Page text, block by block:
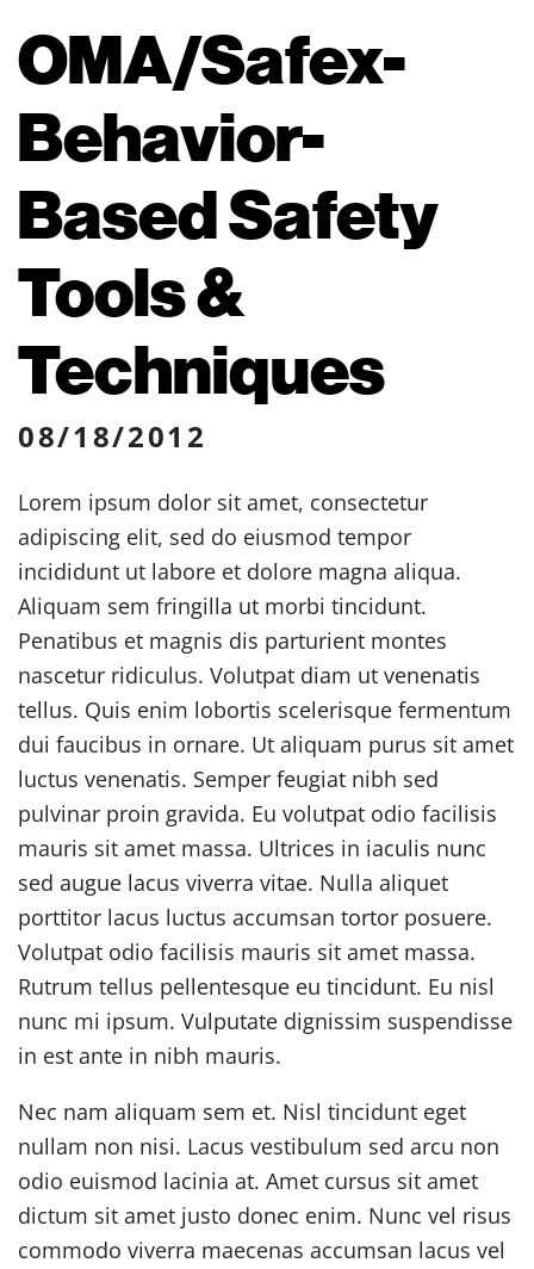
OMA/Safex-
Behavior-
Based Safety
Tools &
Techniques
08/18/2012
Lorem ipsum dolor sit amet, consectetur
adipiscing elit, sed do eiusmod tempor
incididunt ut labore et dolore magna aliqua.
Aliquam sem fringilla ut morbi tincidunt.
Penatibus et magnis dis parturient montes
nascetur ridiculus. Volutpat diam ut venenatis
tellus. Quis enim lobortis scelerisque fermentum
dui faucibus in ornare. Ut aliquam purus sit amet
luctus venenatis. Semper feugiat nibh sed
pulvinar proin gravida. Eu volutpat odio facilisis
mauris sit amet massa. Ultrices in iaculis nunc
sed augue lacus viverra vitae. Nulla aliquet
porttitor lacus luctus accumsan tortor posuere.
Volutpat odio facilisis mauris sit amet massa.
Rutrum tellus pellentesque eu tincidunt. Eu nisl
nunc mi ipsum. Vulputate dignissim suspendisse
in est ante in nibh mauris.
Nec nam aliquam sem et. Nisl tincidunt eget
nullam non nisi. Lacus vestibulum sed arcu non
odio euismod lacinia at. Amet cursus sit amet
dictum sit amet justo donec enim. Nunc vel risus
commodo viverra maecenas accumsan lacus vel